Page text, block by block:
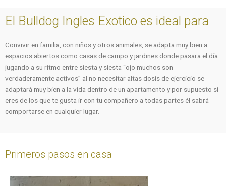
El Bulldog Ingles Exotico es ideal para
Convivir en familia, con niños y otros animales, se adapta muy bien a
espacios abiertos como casas de campo y jardines donde pasara el día
jugando a su ritmo entre siesta y siesta “ojo muchos son
verdaderamente activos” al no necesitar altas dosis de ejercicio se
adaptará muy bien a la vida dentro de un apartamento y por supuesto si
eres de los que te gusta ir con tu compañero a todas partes él sabrá
comportarse en cualquier lugar.
Primeros pasos en casa